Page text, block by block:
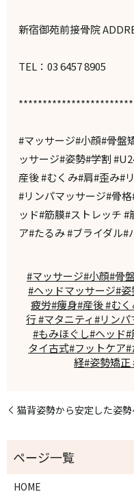
新宿御苑前接骨院
TEL：03 6457 8905
#マッサージ#小顔#骨盤
ッサージ#姿勢#学割
産後 #むくみ#肩#歪み#
#リンパマッサージ#骨
ッド#筋膜#ストレッチ
ア#たるみ #ブライダル#
#マッサージ#小顔#骨
#ヘッドマッサージ#
疲労#痩身#産後 #む
行 #マタニティ#リン
#もみほぐし#ヘッド
タイ古式#フットケア
経#姿勢矯正
猫背姿勢から安定した姿勢
HOME